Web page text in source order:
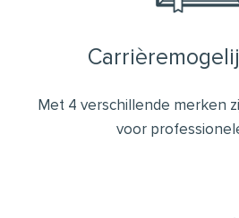
Met 4 verschillende merken
voor